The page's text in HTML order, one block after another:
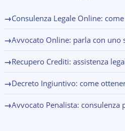
→Consulenza Legale Online:
→Avvocato Online: parla con uno
→Recupero Crediti: assistenza
→Decreto Ingiuntivo: come
→Avvocato Penalista: consulenza